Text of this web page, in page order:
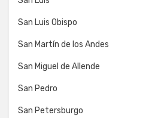
San Luis Obispo
San Martín de los Andes
San Miguel de Allende
San Pedro
San Petersburgo